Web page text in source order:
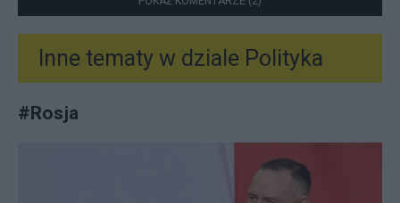
Inne tematy w dziale Polityka
#Rosja